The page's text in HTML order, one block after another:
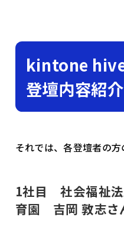
kintone
登壇内容紹介
それでは、各登壇者の
1社目 社会福祉
育園 吉岡 敦志さ